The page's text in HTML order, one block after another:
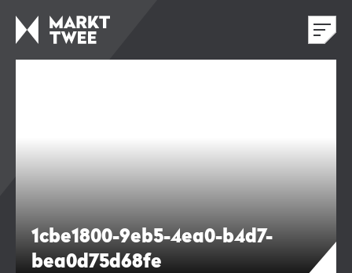
1cbe1800-9eb5-4ea0-b4d7-
bea0d75d68fe